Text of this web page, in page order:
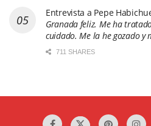
Entrevista a Pepe
Granada feliz. Me ha
cuidado. Me la he gozado y
711 SHARES